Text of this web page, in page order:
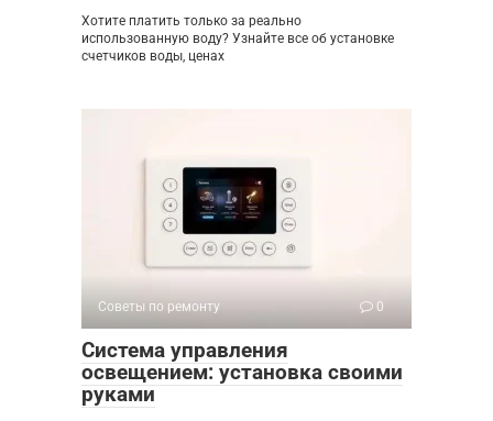
Хотите платить только за реально
использованную воду? Узнайте все об установке
счетчиков воды, ценах
Советы по ремонту 0
Система управления
освещением: установка своими
руками